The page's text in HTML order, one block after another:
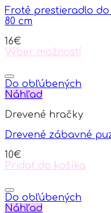
Froté prestieradlo do
80 cm
16€
Výber možností
product
has
multiple
The
may
chosen
on
product
page
Do obľúbených
Náhľad
Drevené hračky
Drevené zábavné
10€
Pridať do košíka
Do obľúbených
Náhľad